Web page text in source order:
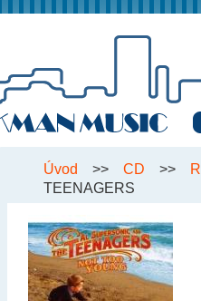
Úvod >> CD >>
TEENAGERS